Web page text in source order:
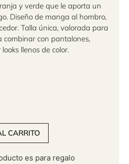
y verde que le aporta un
Diseño de manga al hombro,
Talla única, valorada para
combinar con pantalones,
llenos de color.
CARRITO
es para regalo